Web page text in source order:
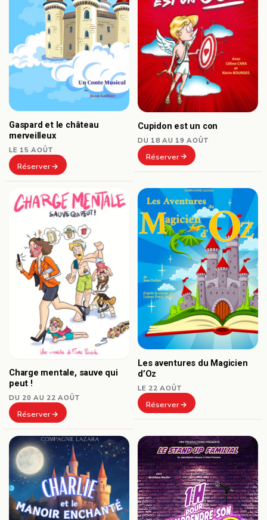
Gaspard et le château
merveilleux
LE 15 AOÛT
Réserver
Cupidon est un con
DU 18 AU 19 AOÛT
Réserver
Charge mentale, sauve qui
peut !
DU 20 AU 22 AOÛT
Réserver
Les aventures du Magicien
d’Oz
LE 22 AOÛT
Réserver